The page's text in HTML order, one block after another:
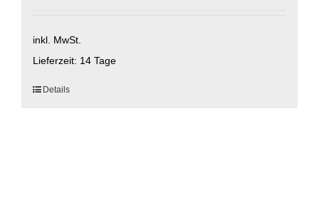
inkl. MwSt.
Lieferzeit: 14 Tage
Dieses
Details